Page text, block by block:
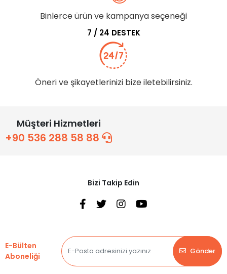
Binlerce ürün ve kampanya seçeneği
7 / 24 DESTEK
Öneri ve şikayetlerinizi bize iletebilirsiniz.
Müşteri Hizmetleri
+90 536 288 58 88
Bizi Takip Edin
E-Bülten
Aboneliği
Gönder